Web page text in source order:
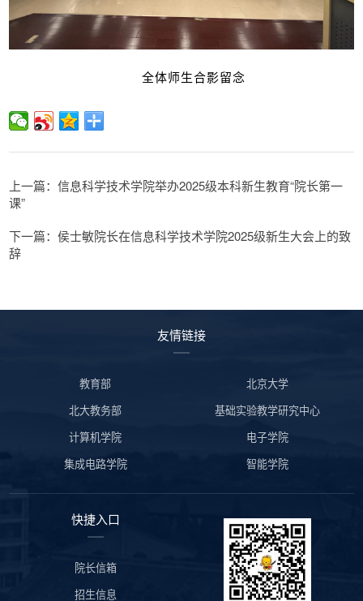
全体师生合影留念
上一篇：信息科学技术学院举办2025级本科新生教育“院长第一
课”
下一篇：侯士敏院长在信息科学技术学院2025级新生大会上的致
辞
友情链接
教育部
北京大学
北大教务部
基础实验教学研究中心
计算机学院
电子学院
集成电路学院
智能学院
快捷入口
院长信箱
招生信息